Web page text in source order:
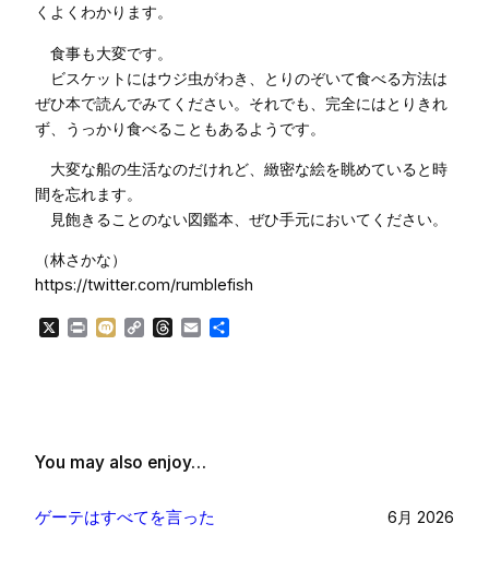
くよくわかります。
食事も大変です。
ビスケットにはウジ虫がわき、とりのぞいて食べる方法は
ぜひ本で読んでみてください。それでも、完全にはとりきれ
ず、うっかり食べることもあるようです。
大変な船の生活なのだけれど、緻密な絵を眺めていると時
間を忘れます。
見飽きることのない図鑑本、ぜひ手元においてください。
（林さかな）
https://twitter.com/rumblefish
X Print Mixi CopyThreads
Email
You may also enjoy…
ゲーテはすべてを言った 6月 2026